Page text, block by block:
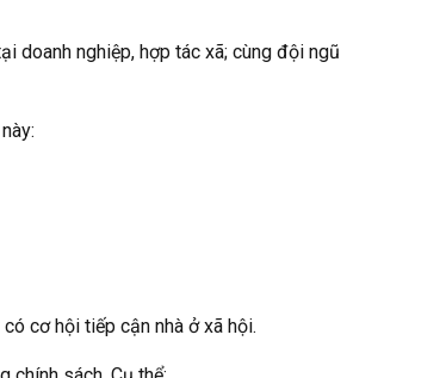
doanh nghiệp, hợp tác xã; cùng đội ngũ
cơ hội tiếp cận nhà ở xã hội.